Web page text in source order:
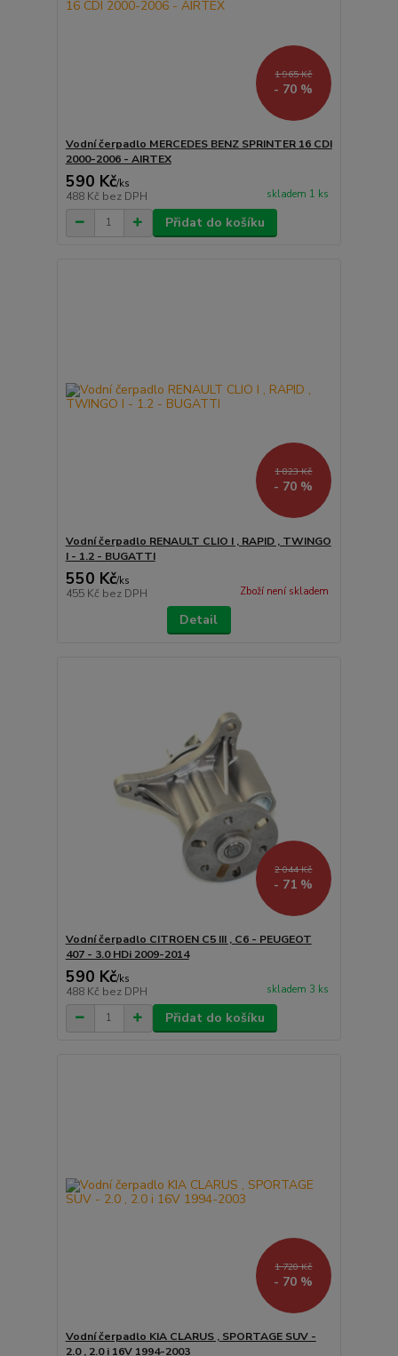
1 965 Kč
- 70 %
Vodní čerpadlo MERCEDES BENZ SPRINTER 16 CDI
2000-2006 - AIRTEX
590 Kč/ks
488 Kč bez DPH skladem 1 ks
Přidat do košíku
1 823 Kč
- 70 %
Vodní čerpadlo RENAULT CLIO I , RAPID , TWINGO
I - 1.2 - BUGATTI
550 Kč/ks
455 Kč bez DPH Zboží není skladem
Detail
2 044 Kč
- 71 %
Vodní čerpadlo CITROEN C5 III , C6 - PEUGEOT
407 - 3.0 HDi 2009-2014
590 Kč/ks
488 Kč bez DPH skladem 3 ks
Přidat do košíku
1 720 Kč
- 70 %
Vodní čerpadlo KIA CLARUS , SPORTAGE SUV -
2.0 , 2.0 i 16V 1994-2003